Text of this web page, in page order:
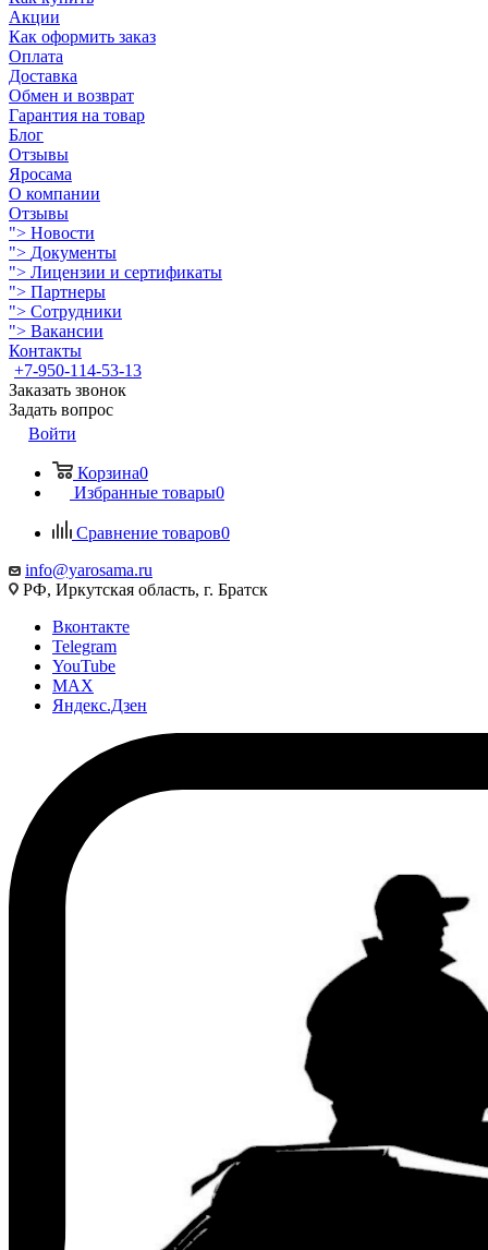
Акции
Как оформить заказ
Оплата
Доставка
Обмен и возврат
Гарантия на товар
Блог
Отзывы
Яросама
О компании
Отзывы
"> Новости
"> Документы
"> Лицензии и сертификаты
"> Партнеры
"> Сотрудники
"> Вакансии
Контакты
+7-950-114-53-13
Заказать звонок
Задать вопрос
Войти
Корзина0
Избранные товары0
Сравнение товаров0
info@yarosama.ru
РФ, Иркутская область, г. Братск
Вконтакте
Telegram
YouTube
MAX
Яндекс.Дзен